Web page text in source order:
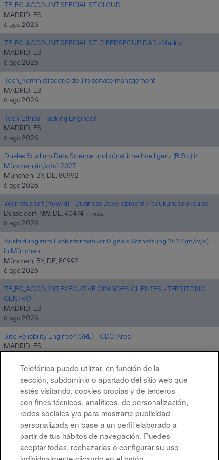
TE_FC_ACCOUNT SPECIALIST CLOUD
MADRID, ES
6 ago 2026
TE_FC_ACCOUNT SPECIALIST_CIBERSEGURIDAD -Madrid
MADRID, ES
6 ago 2026
Tech_Administrador/a de Jira service management
MADRID, ES
6 ago 2026
Tech_Ethical Hacking Engineer
MADRID, ES
6 ago 2026
Duales Studium Data Science und künstliche Intelligenz (B.Sc.) in
München (m/w/d) 2027
München, BY, DE, 80992
6 ago 2026
Werkstudent (m/w/d) - Business Development / Neukundenakquise
Düsseldorf, NW, DE, 40474 +1 más…
6 ago 2026
Ausbildung zum Fachinformatiker Digitale Vernetzung 2027 (m/w/d)
in München
München, BY, DE, 80992
6 ago 2026
TE_FC_ACCOUNT EXECUTIVE GRANDES CLIENTES - TERRITORIO
CENTRO
MADRID, ES
6 ago 2026
Site Reliability Engineer (SRE) - CDO Area
MADRID, ES
Resultados
Telefónica puede utilizar, en función de la
sección, subdominio o apartado del sitio web que
estés visitando, cookies propias y de terceros
con fines técnicos, analíticos, de personalización,
redes sociales y/o para mostrarte publicidad
personalizada en base a un perfil elaborado a
partir de tus hábitos de navegación. Puedes
aceptar todas, rechazarlas o configurar su uso